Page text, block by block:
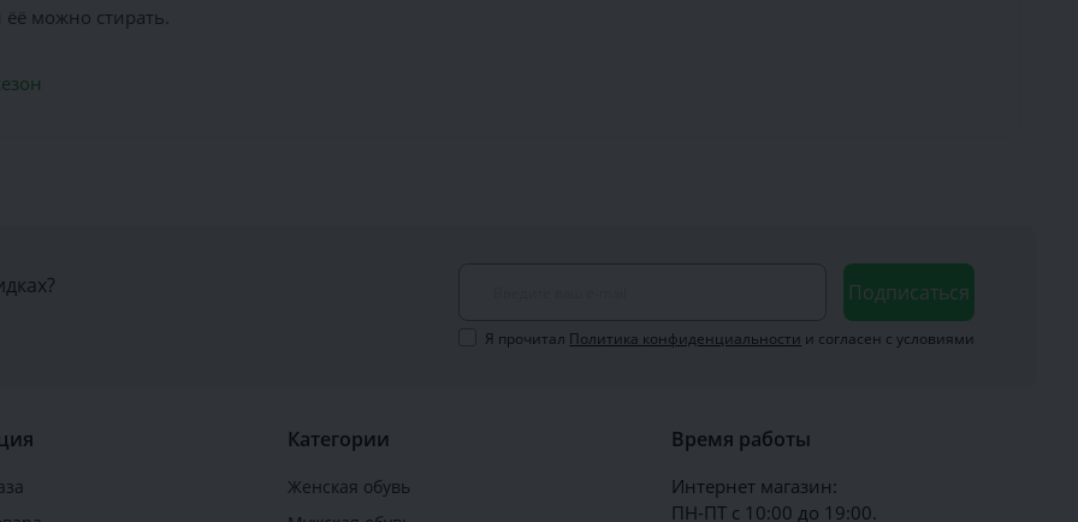
можно стирать.
Подписаться
Я прочитал Политика конфиденциальности и согласен с условиями
Категории
Женская обувь
Время работы
Интернет магазин:
ПН-ПТ с 10:00 до 19:00.